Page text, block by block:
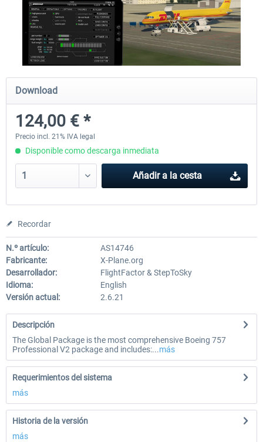
X-Plane.org - King Air 350 XP12
54,86 € *
X-Plane.org - Cessna 172M
Download
124,00 € *
Precio incl. 21% IVA legal
Disponible como descarga inmediata
Añadir a la cesta
Recordar
N.º artículo:
AS14746
Fabricante:
X-Plane.org
Desarrollador:
FlightFactor & StepToSky
Idioma:
English
Versión actual:
2.6.21
Descripción
The Global Package is the most comprehensive Boeing 757
Professional V2 package and includes:...más
Requerimientos del sistema
más
Historia de la versión
más